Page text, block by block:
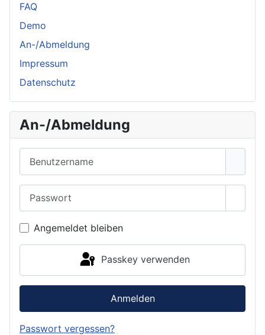
FAQ
Demo
An-/Abmeldung
Impressum
Datenschutz
An-/Abmeldung
Angemeldet bleiben
Passkey verwenden
Anmelden
Passwort vergessen?